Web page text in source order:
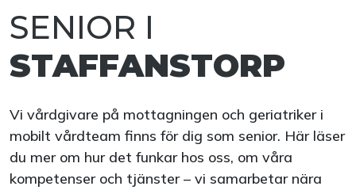
SENIOR I
STAFFANSTORP
Vi vårdgivare på mottagningen och geriatriker i
mobilt vårdteam finns för dig som senior. Här läser
du mer om hur det funkar hos oss, om våra
kompetenser och tjänster – vi samarbetar nära